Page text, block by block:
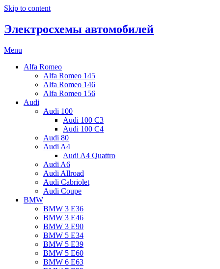
Skip to content
Электросхемы автомобилей
Menu
Alfa Romeo
Alfa Romeo 145
Alfa Romeo 146
Alfa Romeo 156
Audi
Audi 100
Audi 100 C3
Audi 100 C4
Audi 80
Audi A4
Audi A4 Quattro
Audi A6
Audi Allroad
Audi Cabriolet
Audi Coupe
BMW
BMW 3 E36
BMW 3 E46
BMW 3 E90
BMW 5 E34
BMW 5 E39
BMW 5 E60
BMW 6 Е63